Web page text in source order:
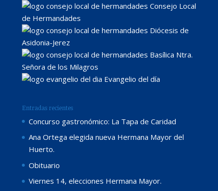
Consejo Local
de Hermandades
Diócesis de
Asidonia-Jerez
Basílica Ntra.
Señora de los Milagros
Evangelio del día
Entradas recientes
Concurso gastronómico: La Tapa de Caridad
Ana Ortega elegida nueva Hermana Mayor del
Huerto.
Obituario
Viernes 14, elecciones Hermana Mayor.